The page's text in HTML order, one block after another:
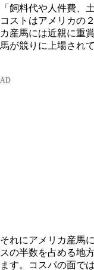
「飼料代や人件費、
コストはアメリカの
カ産馬には近親に重
馬が競りに上場され
それにアメリカ産馬
スの半数を占める地
ます。コスパの面で